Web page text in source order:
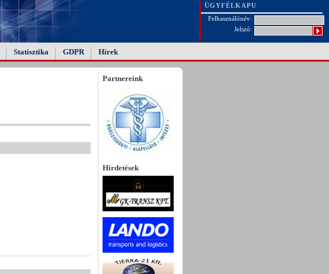
ÜGYFÉLKAPU
Felhasználónév:
Jelszó:
Statisztika GDPR Hírek
Partnereink
Hirdetések